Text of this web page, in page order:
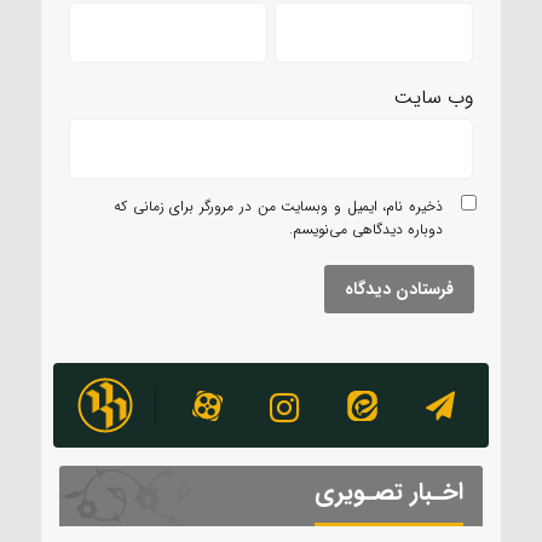
وب‌ سایت
ذخیره نام، ایمیل و وبسایت من در مرورگر برای زمانی که
دوباره دیدگاهی می‌نویسم.
اخـبار تصـویری